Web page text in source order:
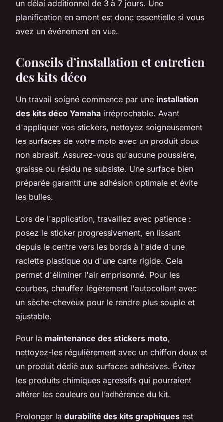
un délai additionnel de 3 à 7 jours. Une
planification en amont est donc essentielle si vous
avez un événement en vue.
Conseils d’installation et entretien
des kits déco
Un travail soigné commence par une installation
des kits déco Yamaha irréprochable. Avant
d'appliquer vos stickers, nettoyez soigneusement
les surfaces de votre moto avec un produit doux
non abrasif. Assurez-vous qu'aucune poussière,
graisse ou résidu ne subsiste. Une surface bien
préparée garantit une adhésion optimale et évite
les bulles.
Lors de l'application, travaillez avec patience :
posez le sticker progressivement, en lissant
depuis le centre vers les bords à l'aide d'une
raclette plastique ou d'une carte rigide. Cela
permet d'éliminer l'air emprisonné. Pour les
courbes, chauffez légèrement l'autocollant avec
un sèche-cheveux pour le rendre plus souple et
ajustable.
Pour la maintenance des stickers moto,
nettoyez-les régulièrement avec un chiffon doux et
un produit dédié aux surfaces adhésives. Évitez
les produits chimiques agressifs qui pourraient
altérer les couleurs ou l’adhérence du kit.
Prolonger la durabilité des kits graphiques est